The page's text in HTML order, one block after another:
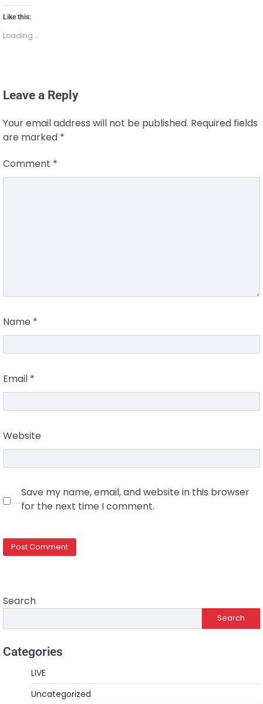
Like this:
Loading...
Leave a Reply
Your email address will not be published. Required fields
are marked *
Comment *
Name *
Email *
Website
Save my name, email, and website in this browser
for the next time I comment.
Search
Search
Categories
LIVE
Uncategorized